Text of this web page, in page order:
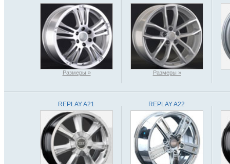
Размеры » Размеры »
REPLAY A21 REPLAY A22